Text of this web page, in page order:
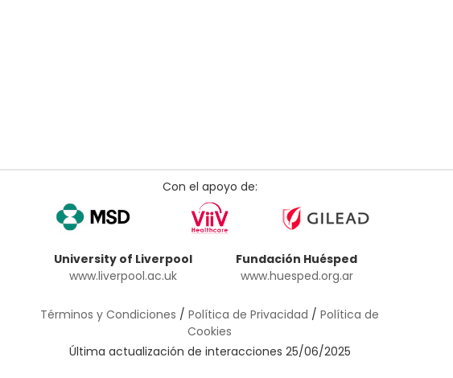
Con el apoyo de:
University of Liverpool
www.liverpool.ac.uk
Fundación Huésped
www.huesped.org.ar
Términos y Condiciones /Política de Privacidad /Política de
Cookies
Última actualización de interacciones 25/06/2025